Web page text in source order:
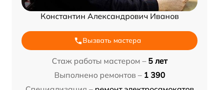
Константин Александрович Иванов
Вызвать мастера
Стаж работы мастером – 5 лет
Выполнено ремонтов – 1 390